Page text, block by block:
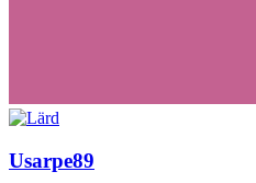
Usarpe89